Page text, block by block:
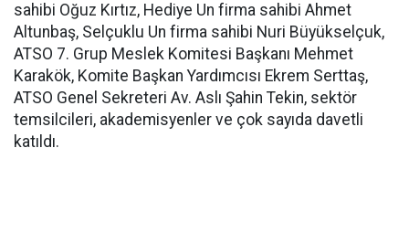
sahibi Oğuz Kırtız, Hediye Un firma sahibi Ahmet
Altunbaş, Selçuklu Un firma sahibi Nuri Büyükselçuk,
ATSO 7. Grup Meslek Komitesi Başkanı Mehmet
Karakök, Komite Başkan Yardımcısı Ekrem Serttaş,
ATSO Genel Sekreteri Av. Aslı Şahin Tekin, sektör
temsilcileri, akademisyenler ve çok sayıda davetli
katıldı.